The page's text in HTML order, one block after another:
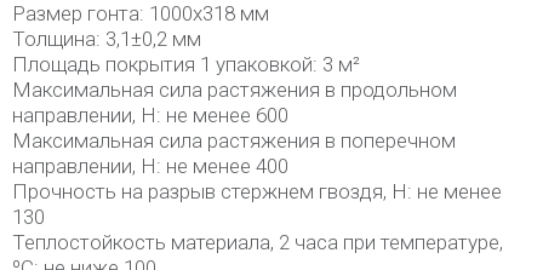
Размер гонта: 1000х318 мм
Толщина: 3,1±0,2 мм
Площадь покрытия 1 упаковкой: 3 м²
Максимальная сила растяжения в продольном
направлении, Н: не менее 600
Максимальная сила растяжения в поперечном
направлении, Н: не менее 400
Прочность на разрыв стержнем гвоздя, Н: не менее
130
Теплостойкость материала, 2 часа при температуре,